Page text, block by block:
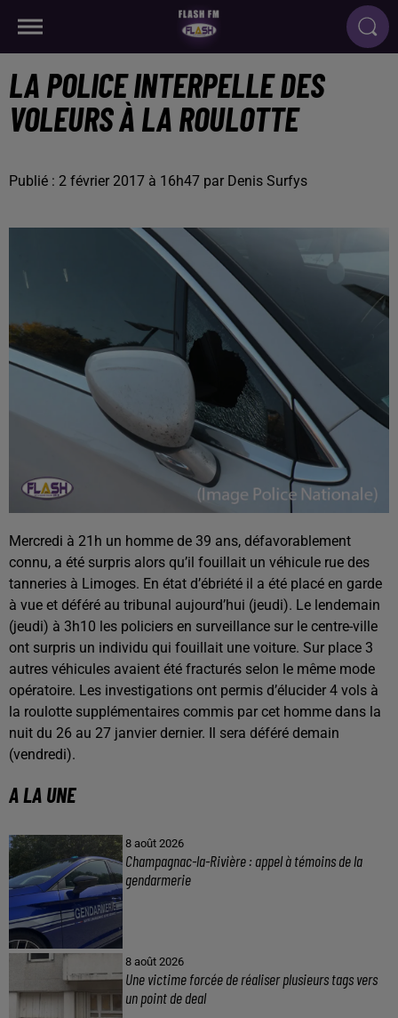
LA POLICE INTERPELLE DES
VOLEURS À LA ROULOTTE
Publié : 2 février 2017 à 16h47 par Denis Surfys
Mercredi à 21h un homme de 39 ans, défavorablement
connu, a été surpris alors qu’il fouillait un véhicule rue des
tanneries à Limoges. En état d’ébriété il a été placé en garde
à vue et déféré au tribunal aujourd’hui (jeudi). Le lendemain
(jeudi) à 3h10 les policiers en surveillance sur le centre-ville
ont surpris un individu qui fouillait une voiture. Sur place 3
autres véhicules avaient été fracturés selon le même mode
opératoire. Les investigations ont permis d’élucider 4 vols à
la roulotte supplémentaires commis par cet homme dans la
nuit du 26 au 27 janvier dernier. Il sera déféré demain
(vendredi).
A LA UNE
8 août 2026
Champagnac-la-Rivière : appel à témoins de la
gendarmerie
8 août 2026
Une victime forcée de réaliser plusieurs tags vers
un point de deal